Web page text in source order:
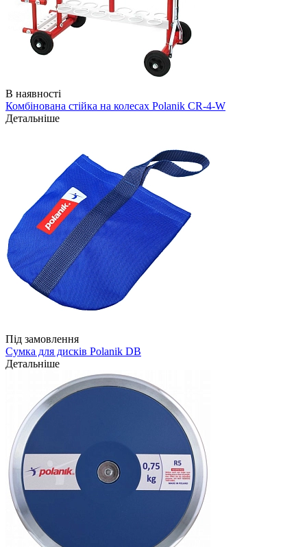
В наявності
Комбінована стійка на колесах Polanik CR-4-W
Детальніше
Під замовлення
Сумка для дисків Polanik DB
Детальніше